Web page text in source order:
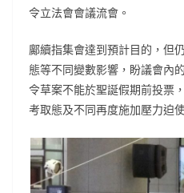
令立法會會議流會。
鄺續指集會達到預計目的，但
態等不同變數影響，盼議會內
令草案不能於聖誕假期前投票
考取態及不同再度施加壓力迫